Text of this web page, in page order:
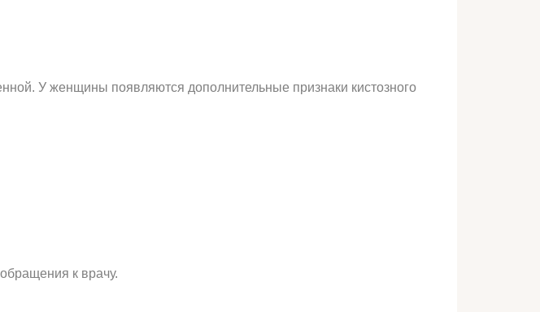
У женщины появляются дополнительные признаки кистозного
к врачу.